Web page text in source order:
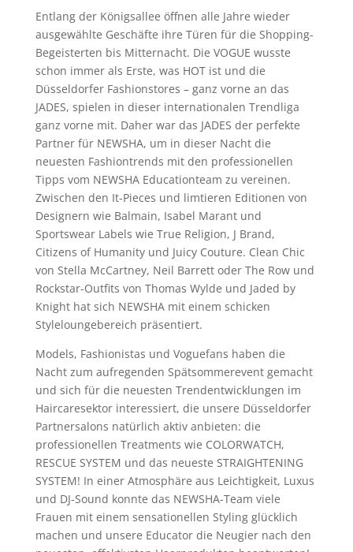
Entlang der Königsallee öffnen alle Jahre wieder
ausgewählte Geschäfte ihre Türen für die Shopping-
Begeisterten bis Mitternacht. Die VOGUE wusste
schon immer als Erste, was HOT ist und die
Düsseldorfer Fashionstores – ganz vorne an das
JADES, spielen in dieser internationalen Trendliga
ganz vorne mit. Daher war das JADES der perfekte
Partner für NEWSHA, um in dieser Nacht die
neuesten Fashiontrends mit den professionellen
Tipps vom NEWSHA Educationteam zu vereinen.
Zwischen den It-Pieces und limtieren Editionen von
Designern wie Balmain, Isabel Marant und
Sportswear Labels wie True Religion, J Brand,
Citizens of Humanity und Juicy Couture. Clean Chic
von Stella McCartney, Neil Barrett oder The Row und
Rockstar-Outfits von Thomas Wylde und Jaded by
Knight hat sich NEWSHA mit einem schicken
Styleloungebereich präsentiert.
Models, Fashionistas und Voguefans haben die
Nacht zum aufregenden Spätsommerevent gemacht
und sich für die neuesten Trendentwicklungen im
Haircaresektor interessiert, die unsere Düsseldorfer
Partnersalons natürlich aktiv anbieten: die
professionellen Treatments wie COLORWATCH,
RESCUE SYSTEM und das neueste STRAIGHTENING
SYSTEM! In einer Atmosphäre aus Leichtigkeit, Luxus
und DJ-Sound konnte das NEWSHA-Team viele
Frauen mit einem sensationellen Styling glücklich
machen und unsere Educator die Neugier nach den